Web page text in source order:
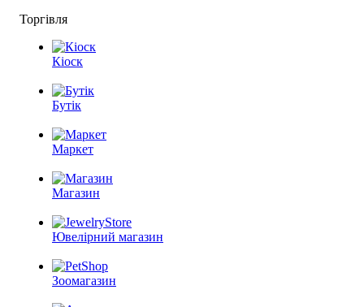
Торгівля
Кіоск
Бутік
Маркет
Магазин
Ювелірний магазин
Зоомагазин